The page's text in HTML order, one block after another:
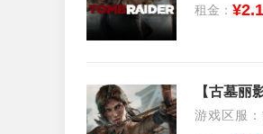
租金： ¥2.1
【古墓丽
游戏区服